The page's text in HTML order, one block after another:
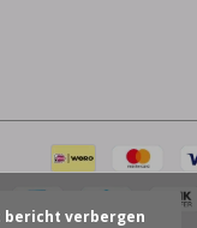
bericht verbergen